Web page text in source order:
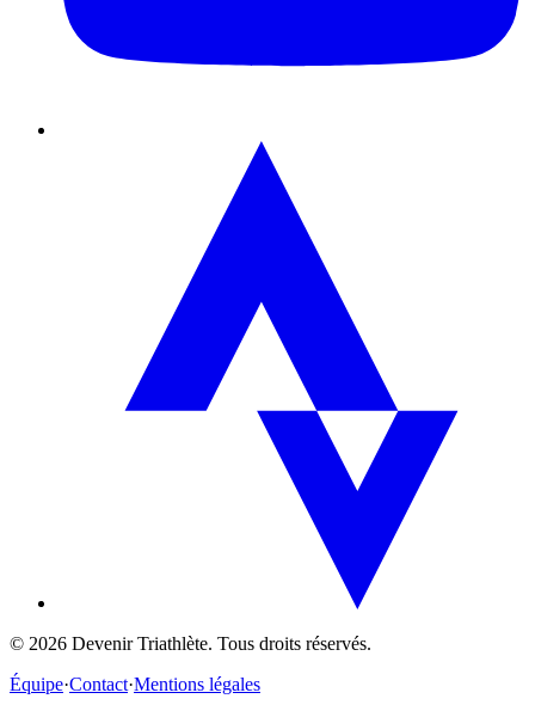
© 2026 Devenir Triathlète. Tous droits réservés.
Équipe·Contact·Mentions légales